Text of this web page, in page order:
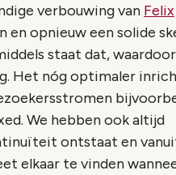
verbouwing van Felix
en opnieuw een solide
staat dat,
Het nóg optimaler
We hebben ook altijd
ontstaat en
elkaar te vinden